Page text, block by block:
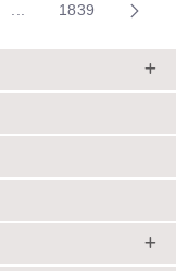
to navigate.
...Trang trung gian
1839